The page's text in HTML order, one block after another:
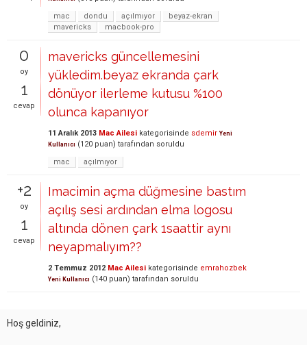
mac
dondu açılmıyor
beyaz-ekran
mavericks
macbook-pro
0
oy
1
cevap
mavericks güncellemesini
yükledim.beyaz ekranda çark
dönüyor ilerleme kutusu %100
olunca kapanıyor
11 Aralık 2013 Mac Ailesi kategorisinde sdemir Yeni
Kullanıcı (120 puan) tarafından soruldu
mac
açılmıyor
+2
oy
1
cevap
Imacimin açma düğmesine bastım
açılış sesi ardından elma logosu
altında dönen çark 1saattir aynı
neyapmalıyım??
2 Temmuz 2012 Mac Ailesi kategorisinde emrahozbek
Yeni Kullanıcı (140 puan) tarafından soruldu
Hoş geldiniz,